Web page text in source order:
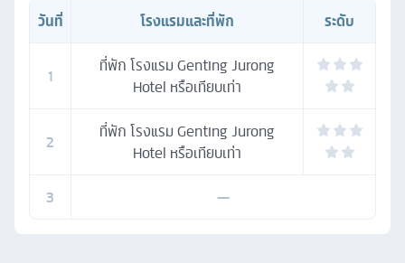
วันที่ โรงแรมและที่พัก ระดับ
1
ที่พัก โรงแรม Genting Jurong
Hotel หรือเทียบเท่า
2
ที่พัก โรงแรม Genting Jurong
Hotel หรือเทียบเท่า
3
—